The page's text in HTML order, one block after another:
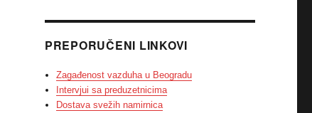
PREPORUČENI LINKOVI
Zagađenost vazduha u Beogradu
Intervjui sa preduzetnicima
Dostava svežih namirnica